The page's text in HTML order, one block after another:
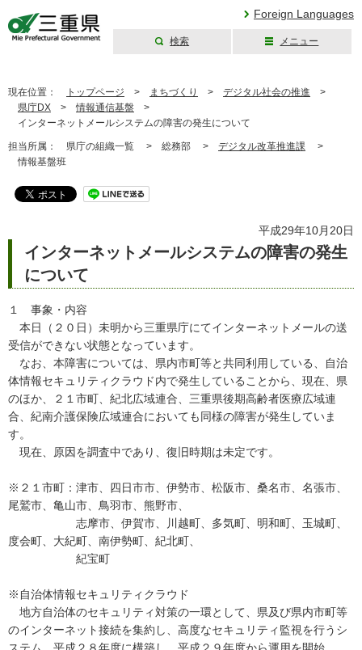
Foreign Languages
検索 メニュー
現在位置： トップページ > まちづくり > デジタル社会の推進 >
県庁DX > 情報通信基盤 >
インターネットメールシステムの障害の発生について
担当所属： 県庁の組織一覧 > 総務部 > デジタル改革推進課 >
情報基盤班
平成29年10月20日
インターネットメールシステムの障害の発生
について
１ 事象・内容
本日（２０日）未明から三重県庁にてインターネットメールの送
受信ができない状態となっています。
なお、本障害については、県内市町等と共同利用している、自治
体情報セキュリティクラウド内で発生していることから、現在、県
のほか、２１市町、紀北広域連合、三重県後期高齢者医療広域連
合、紀南介護保険広域連合においても同様の障害が発生していま
す。
現在、原因を調査中であり、復旧時期は未定です。
※２１市町：津市、四日市市、伊勢市、松阪市、桑名市、名張市、
尾鷲市、亀山市、鳥羽市、熊野市、
志摩市、伊賀市、川越町、多気町、明和町、玉城町、
度会町、大紀町、南伊勢町、紀北町、
紀宝町
※自治体情報セキュリティクラウド
地方自治体のセキュリティ対策の一環として、県及び県内市町等
のインターネット接続を集約し、高度なセキュリティ監視を行うシ